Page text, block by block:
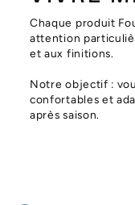
Chaque produit
attention
et aux finitions.
Notre objectif :
confortables et
après saison.